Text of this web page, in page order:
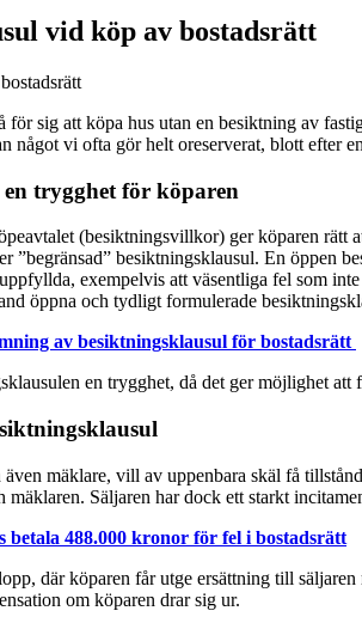
vid köp av bostadsrätt
för sig att köpa hus utan en besiktning av
något vi ofta gör helt oreserverat, blott efter
trygghet för köparen
(besiktningsvillkor) ger köparen rätt
”begränsad” besiktningsklausul. En öppen
exempelvis att väsentliga fel som
öppna och tydligt formulerade
av besiktningsklausul för bostadsrätt
en trygghet, då det ger möjlighet
mäklare, vill av uppenbara skäl få
mäklaren. Säljaren har dock ett starkt
betala 488.000 kronor för fel i bostadsrätt
där köparen får utge ersättning till
om köparen drar sig ur.